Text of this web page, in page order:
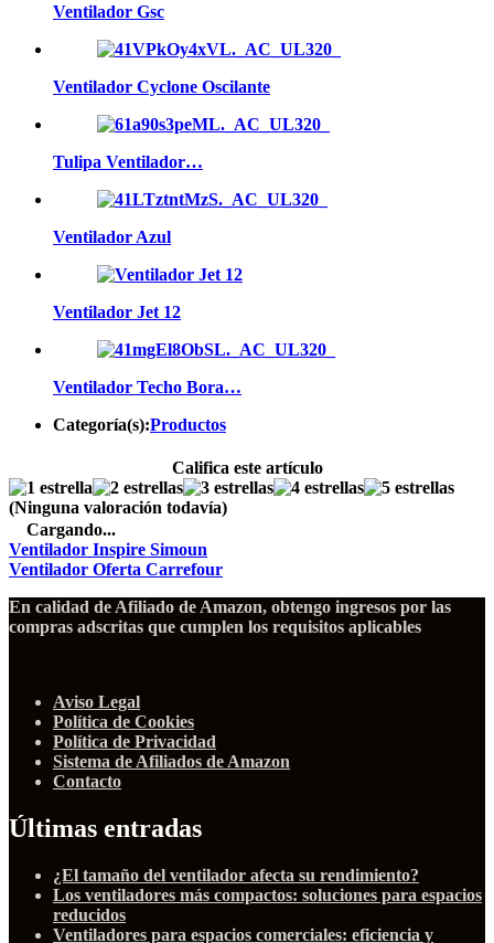
Ventilador Gsc
Ventilador Cyclone Oscilante
Tulipa Ventilador…
Ventilador Azul
Ventilador Jet 12
Ventilador Techo Bora…
Categoría(s):Productos
Califica este artículo
(Ninguna valoración todavía)
Cargando...
Ventilador Inspire Simoun
Ventilador Oferta Carrefour
En calidad de Afiliado de Amazon, obtengo ingresos por las
compras adscritas que cumplen los requisitos aplicables
Aviso Legal
Política de Cookies
Política de Privacidad
Sistema de Afiliados de Amazon
Contacto
Últimas entradas
¿El tamaño del ventilador afecta su rendimiento?
Los ventiladores más compactos: soluciones para espacios
reducidos
Ventiladores para espacios comerciales: eficiencia y